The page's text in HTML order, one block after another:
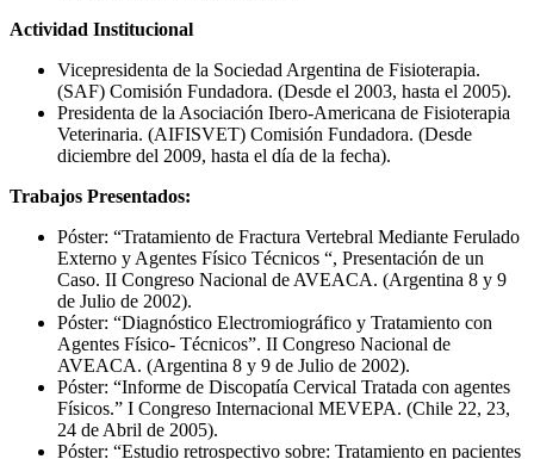
Actividad Institucional
Vicepresidenta de la Sociedad Argentina de Fisioterapia.
(SAF) Comisión Fundadora. (Desde el 2003, hasta el 2005).
Presidenta de la Asociación Ibero-Americana de Fisioterapia
Veterinaria. (AIFISVET) Comisión Fundadora. (Desde
diciembre del 2009, hasta el día de la fecha).
Trabajos Presentados:
Póster: “Tratamiento de Fractura Vertebral Mediante Ferulado
Externo y Agentes Físico Técnicos “, Presentación de un
Caso. II Congreso Nacional de AVEACA. (Argentina 8 y 9
de Julio de 2002).
Póster: “Diagnóstico Electromiográfico y Tratamiento con
Agentes Físico- Técnicos”. II Congreso Nacional de
AVEACA. (Argentina 8 y 9 de Julio de 2002).
Póster: “Informe de Discopatía Cervical Tratada con agentes
Físicos.” I Congreso Internacional MEVEPA. (Chile 22, 23,
24 de Abril de 2005).
Póster: “Estudio retrospectivo sobre: Tratamiento en pacientes